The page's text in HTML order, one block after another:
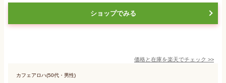
ショップでみる
価格と在庫を楽天でチェック >>
カフェアロハ(50代・男性)